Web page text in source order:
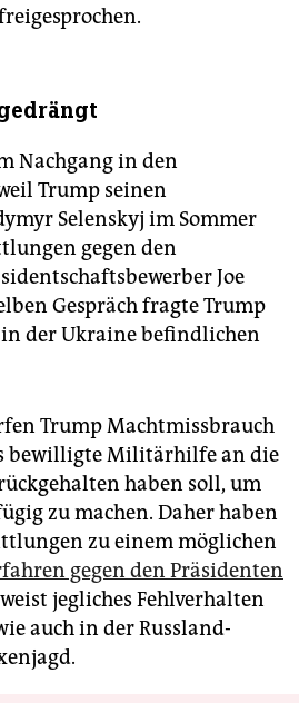
Nachgang in den
Trump seinen
Selenskyj im Sommer
gegen den
Joe
Gespräch fragte Trump
der Ukraine befindlichen
Trump Machtmissbrauch
bewilligte Militärhilfe an die
haben soll, um
zu machen. Daher haben
zu einem möglichen
gegen den Präsidenten
jegliches Fehlverhalten
auch in der Russland-